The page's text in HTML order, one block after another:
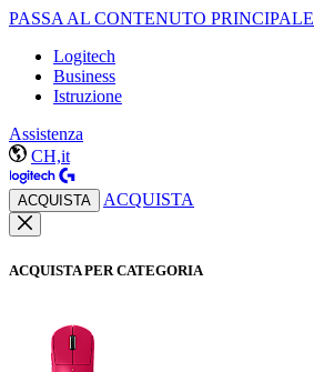
PASSA AL CONTENUTO PRINCIPALE
Logitech
Business
Istruzione
Assistenza
CH,it
ACQUISTA ACQUISTA
ACQUISTA PER CATEGORIA